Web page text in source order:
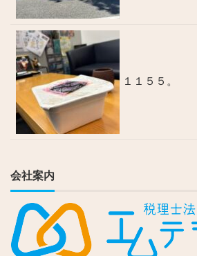
１１５５。
会社案内